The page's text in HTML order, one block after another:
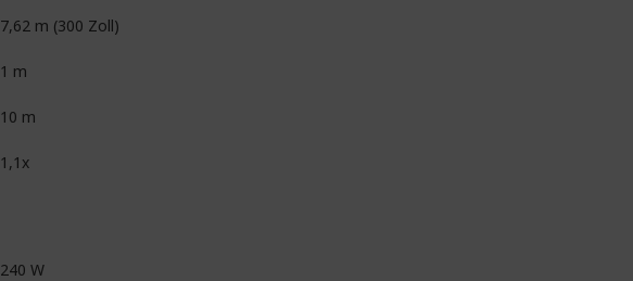
7,62 m (300 Zoll)
1 m
10 m
1,1x
240 W